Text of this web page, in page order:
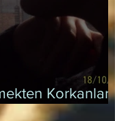
Korkanlara
İp Uçları